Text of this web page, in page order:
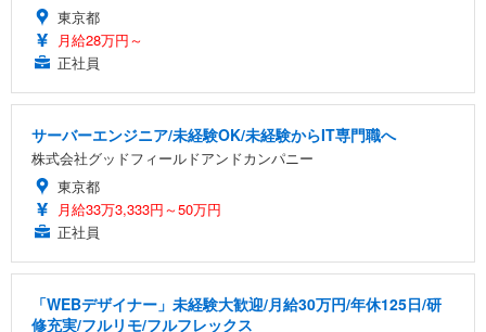
東京都
月給28万円～
正社員
サーバーエンジニア/未経験OK/未経験からIT専門職へ
株式会社グッドフィールドアンドカンパニー
東京都
月給33万3,333円～50万円
正社員
「WEBデザイナー」未経験大歓迎/月給30万円/年休125日/研
修充実/フルリモ/フルフレックス